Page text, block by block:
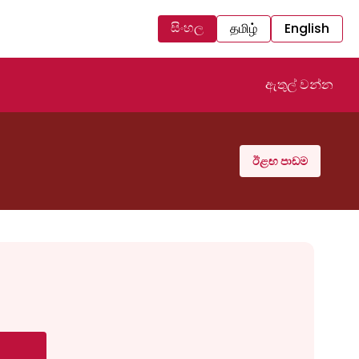
සිංහල தமிழ் English
ඇතුල් වන්න
ඊළඟ පාඩම